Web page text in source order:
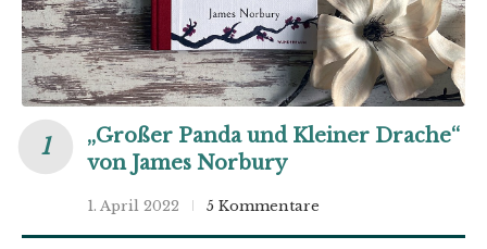
„Großer Panda und Kleiner Drache“
von James Norbury
1. April 2022 5 Kommentare